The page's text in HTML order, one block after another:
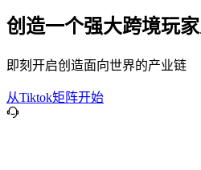
创造一个强大跨境玩
即刻开启创造面向世界的产业链
从Tiktok矩阵开始